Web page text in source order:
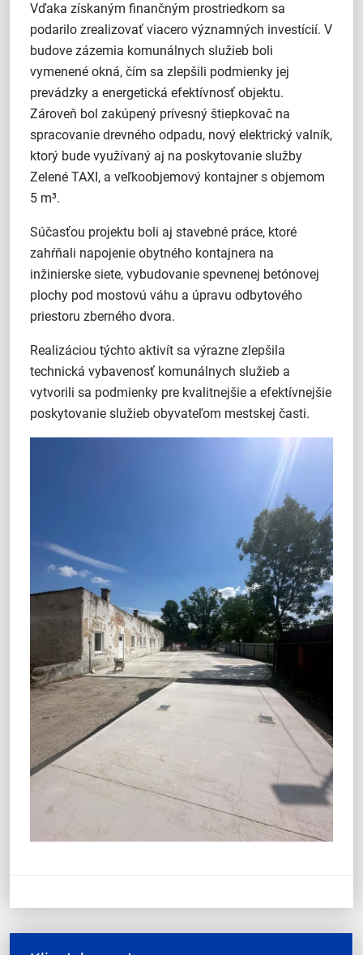
Vďaka získaným finančným prostriedkom sa
podarilo zrealizovať viacero významných investícií. V
budove zázemia komunálnych služieb boli
vymenené okná, čím sa zlepšili podmienky jej
prevádzky a energetická efektívnosť objektu.
Zároveň bol zakúpený prívesný štiepkovač na
spracovanie drevného odpadu, nový elektrický valník,
ktorý bude využívaný aj na poskytovanie služby
Zelené TAXI, a veľkoobjemový kontajner s objemom
5 m³.
Súčasťou projektu boli aj stavebné práce, ktoré
zahŕňali napojenie obytného kontajnera na
inžinierske siete, vybudovanie spevnenej betónovej
plochy pod mostovú váhu a úpravu odbytového
priestoru zberného dvora.
Realizáciou týchto aktivít sa výrazne zlepšila
technická vybavenosť komunálnych služieb a
vytvorili sa podmienky pre kvalitnejšie a efektívnejšie
poskytovanie služieb obyvateľom mestskej časti.